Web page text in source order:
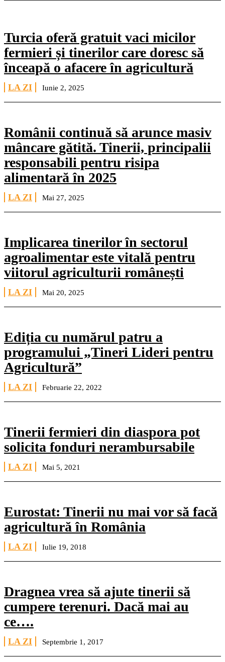
Turcia oferă gratuit vaci micilor
fermieri și tinerilor care doresc să
înceapă o afacere în agricultură
LA ZI Iunie 2, 2025
Românii continuă să arunce masiv
mâncare gătită. Tinerii, principalii
responsabili pentru risipa
alimentară în 2025
LA ZI Mai 27, 2025
Implicarea tinerilor în sectorul
agroalimentar este vitală pentru
viitorul agriculturii românești
LA ZI Mai 20, 2025
Ediția cu numărul patru a
programului „Tineri Lideri pentru
Agricultură”
LA ZI Februarie 22, 2022
Tinerii fermieri din diaspora pot
solicita fonduri nerambursabile
LA ZI Mai 5, 2021
Eurostat: Tinerii nu mai vor să facă
agricultură în România
LA ZI Iulie 19, 2018
Dragnea vrea să ajute tinerii să
cumpere terenuri. Dacă mai au
ce….
LA ZI Septembrie 1, 2017